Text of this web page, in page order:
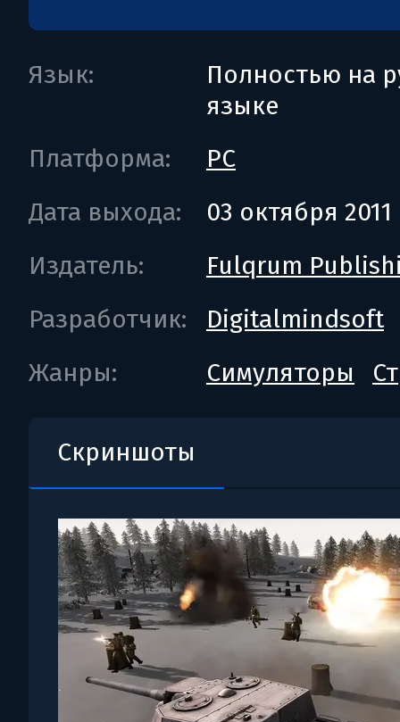
Язык:
Полностью на
языке
Платформа:
PC
Дата выхода:
03 октября 2011
Издатель:
Fulqrum
Разработчик:
Digitalmindsoft
Жанры:
Симуляторы
Скриншоты